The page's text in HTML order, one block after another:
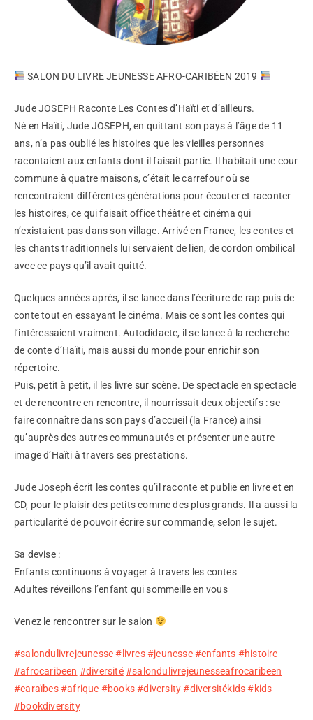
SALON DU LIVRE JEUNESSE AFRO-CARIBÉEN 2019
Jude JOSEPH Raconte Les Contes d’Haïti et d’ailleurs.
Né en Haïti, Jude JOSEPH, en quittant son pays à l’âge de 11
ans, n’a pas oublié les histoires que les vieilles personnes
racontaient aux enfants dont il faisait partie. Il habitait une cour
commune à quatre maisons, c’était le carrefour où se
rencontraient différentes générations pour écouter et raconter
les histoires, ce qui faisait office théâtre et cinéma qui
n’existaient pas dans son village. Arrivé en France, les contes et
les chants traditionnels lui servaient de lien, de cordon ombilical
avec ce pays qu’il avait quitté.
Quelques années après, il se lance dans l’écriture de rap puis de
conte tout en essayant le cinéma. Mais ce sont les contes qui
l’intéressaient vraiment. Autodidacte, il se lance à la recherche
de conte d’Haïti, mais aussi du monde pour enrichir son
répertoire.
Puis, petit à petit, il les livre sur scène. De spectacle en spectacle
et de rencontre en rencontre, il nourrissait deux objectifs : se
faire connaître dans son pays d’accueil (la France) ainsi
qu’auprès des autres communautés et présenter une autre
image d’Haïti à travers ses prestations.
Jude Joseph écrit les contes qu’il raconte et publie en livre et en
CD, pour le plaisir des petits comme des plus grands. Il a aussi la
particularité de pouvoir écrire sur commande, selon le sujet.
Sa devise :
Enfants continuons à voyager à travers les contes
Adultes réveillons l’enfant qui sommeille en vous
Venez le rencontrer sur le salon
#salondulivrejeunesse #livres #jeunesse #enfants #histoire
#afrocaribeen #diversité #salondulivrejeunesseafrocaribeen
#caraïbes #afrique #books #diversity #diversitékids #kids
#bookdiversity